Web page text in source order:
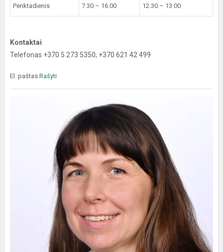
Penktadienis 7.30 – 16.00 12.30 – 13.00
Kontaktai
Telefonas +370 5 273 5350; +370 621 42 499
El. paštas Rašyti